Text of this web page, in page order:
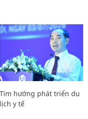
Tìm hướng phát triển du
lịch y tế